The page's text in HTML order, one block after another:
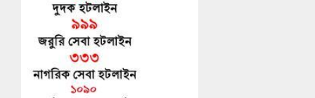
এইচ এস সি-২০২৬ সালের পরীক্ষকের তালিকা (বিষয়ঃ হিসাববিজ্ঞান ...
29/07/2026 04:07 AM
এইচ এস সি-২০২৬ সালের পরীক্ষকের তালিকা (বিষয়ঃ হিসাববিজ্ঞান ...
29/07/2026 04:07 AM